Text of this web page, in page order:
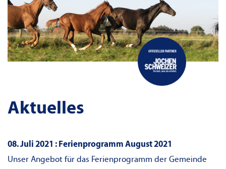
Aktuelles
08. Juli 2021 : Ferienprogramm August 2021
Unser Angebot für das Ferienprogramm der Gemeinde